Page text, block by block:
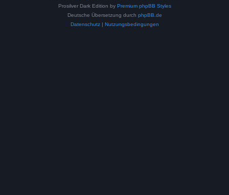
Prosilver Dark Edition by Premium phpBB Styles
Deutsche Übersetzung durch phpBB.de
Datenschutz| Nutzungsbedingungen